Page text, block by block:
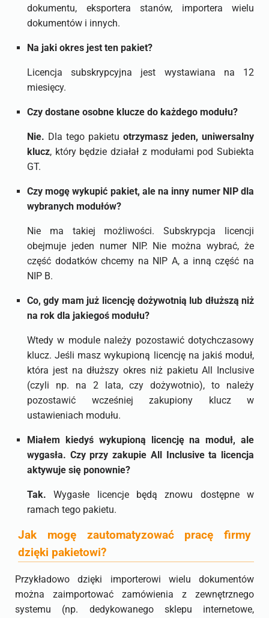
dokumentu, eksportera stanów, importera wielu
dokumentów i innych.
Na jaki okres jest ten pakiet?
Licencja subskrypcyjna jest wystawiana na 12
miesięcy.
Czy dostane osobne klucze do każdego modułu?
Nie. Dla tego pakietu otrzymasz jeden, uniwersalny
klucz, który będzie działał z modułami pod Subiekta
GT.
Czy mogę wykupić pakiet, ale na inny numer NIP dla
wybranych modułów?
Nie ma takiej możliwości. Subskrypcja licencji
obejmuje jeden numer NIP. Nie można wybrać, że
część dodatków chcemy na NIP A, a inną część na
NIP B.
Co, gdy mam już licencję dożywotnią lub dłuższą niż
na rok dla jakiegoś modułu?
Wtedy w module należy pozostawić dotychczasowy
klucz. Jeśli masz wykupioną licencję na jakiś moduł,
która jest na dłuższy okres niż pakietu All Inclusive
(czyli np. na 2 lata, czy dożywotnio), to należy
pozostawić wcześniej zakupiony klucz w
ustawieniach modułu.
Miałem kiedyś wykupioną licencję na moduł, ale
wygasła. Czy przy zakupie All Inclusive ta licencja
aktywuje się ponownie?
Tak. Wygasłe licencje będą znowu dostępne w
ramach tego pakietu.
Jak mogę zautomatyzować pracę firmy
dzięki pakietowi?
Przykładowo dzięki importerowi wielu dokumentów
można zaimportować zamówienia z zewnętrznego
systemu (np. dedykowanego sklepu internetowe,